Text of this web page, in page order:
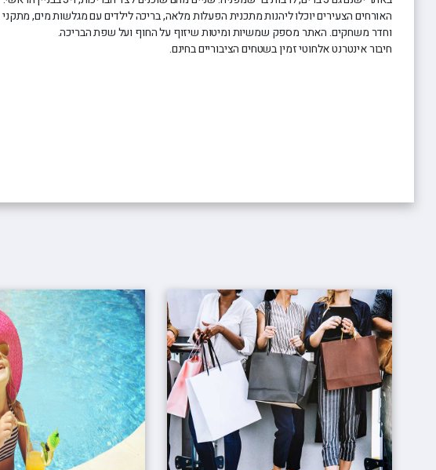
האורחים הצעירים יוכלו ליהנות מתכנית הפעלות מלאה, בריכה לילדים עם מגלשות מים, מתקני
וחדר משחקים. האתר מספק שמשיות ומיטות שיזוף על החוף ועל שפת הבריכה.
חיבור אינטרנט אלחוטי זמין בשטחים הציבוריים בחינם.